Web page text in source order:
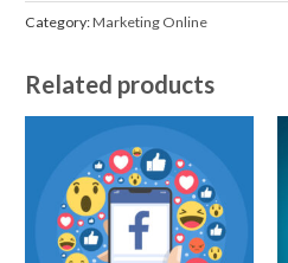
Google
quantity
Category:Marketing Online
Related products